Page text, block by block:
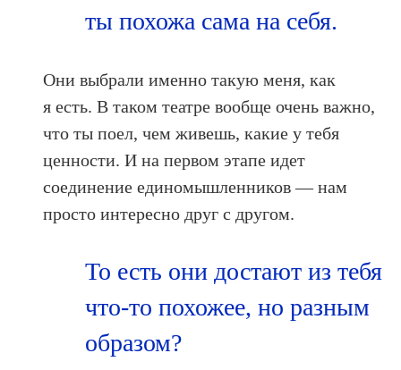
ты похожа сама на себя.
Они выбрали именно такую меня, как
я есть. В таком театре вообще очень важно,
что ты поел, чем живешь, какие у тебя
ценности. И на первом этапе идет
соединение единомышленников — нам
просто интересно друг с другом.
То есть они достают из тебя
что-то похожее, но разным
образом?